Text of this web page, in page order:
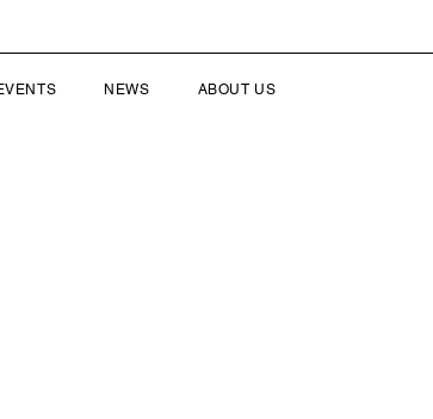
NEWS ABOUT US